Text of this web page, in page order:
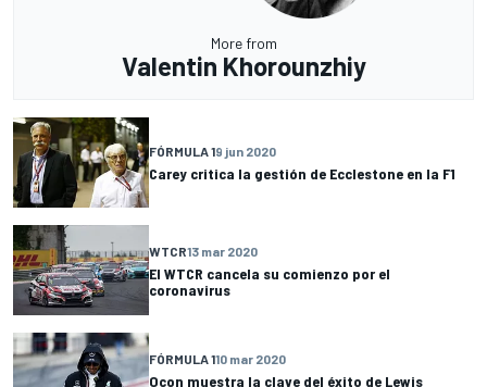
More from
Valentin Khorounzhiy
FÓRMULA 19 jun 2020
Carey critica la gestión de Ecclestone en la F1
WTCR13 mar 2020
El WTCR cancela su comienzo por el
coronavirus
FÓRMULA 110 mar 2020
Ocon muestra la clave del éxito de Lewis